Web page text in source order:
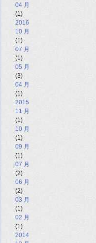
04 月
(1)
2016
10 月
(1)
07 月
(1)
05 月
(3)
04 月
(1)
2015
11 月
(1)
10 月
(1)
09 月
(1)
07 月
(2)
06 月
(2)
03 月
(1)
02 月
(1)
2014